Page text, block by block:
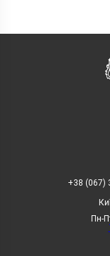
+38 (067)
Пн-